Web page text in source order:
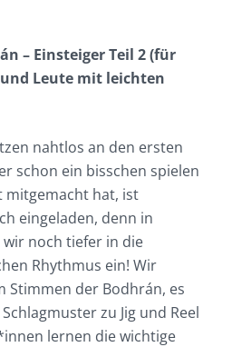
– Einsteiger Teil 2 (für
Leute mit leichten
nahtlos an den ersten
schon ein bisschen spielen
mitgemacht hat, ist
eingeladen, denn in
noch tiefer in die
Rhythmus ein! Wir
Stimmen der Bodhrán, es
zu Jig und Reel
lernen die wichtige